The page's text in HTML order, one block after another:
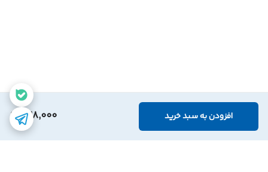
528,000 افزودن به سبد خرید